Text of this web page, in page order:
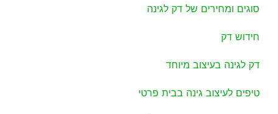
סוגים ומחירים של דק לגינה
חידוש דק
דק לגינה בעיצוב מיוחד
טיפים לעיצוב גינה בבית פרטי